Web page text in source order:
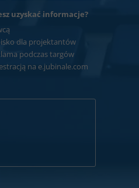
uzyskać informacje?
dla projektantów
podczas targów
na e.jubinale.com